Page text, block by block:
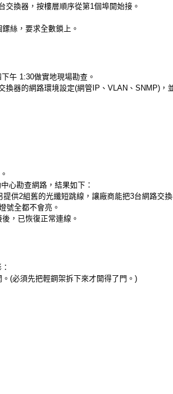
交換器，按樓層順序從第1個埠開始接。
絲，要求全數鎖上。
午 1:30做實地現場勘查。
器的網路環境設定(網管IP、VLAN、SNMP)，
心勘查網路，結果如下：
供2組舊的光纖短跳線，讓廠商能把3台網路交
號全都不會亮。
，已恢復正常連線。
(必須先把輕鋼架拆下來才開得了門。)